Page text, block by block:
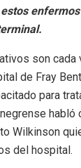
son cada
de Fray
para
habló
Wilkinson
del hospital.